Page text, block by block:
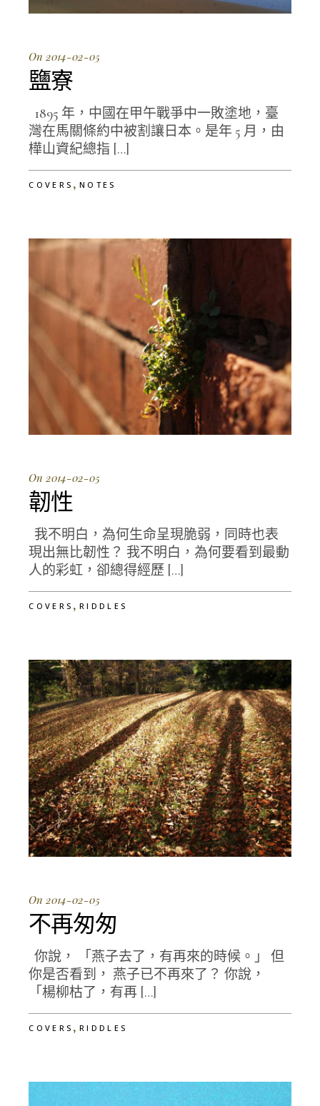
On 2014-02-05
鹽寮
1895 年，中國在甲午戰爭中一敗塗地，臺
灣在馬關條約中被割讓日本。是年 5 月，由
樺山資紀總指 […]
COVERS ,NOTES
On 2014-02-05
韌性
我不明白，為何生命呈現脆弱，同時也表
現出無比韌性？ 我不明白，為何要看到最動
人的彩虹，卻總得經歷 […]
COVERS ,RIDDLES
On 2014-02-05
不再匆匆
你說， 「燕子去了，有再來的時候。」 但
你是否看到， 燕子已不再來了？ 你說，
「楊柳枯了，有再 […]
COVERS ,RIDDLES